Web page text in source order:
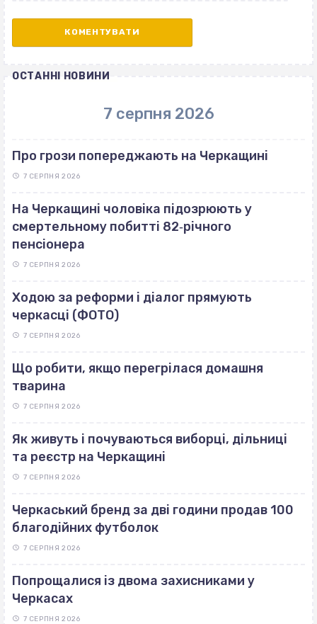
ОСТАННІ НОВИНИ
7 серпня 2026
Про грози попереджають на Черкащині
7 СЕРПНЯ 2026
На Черкащині чоловіка підозрюють у
смертельному побитті 82‐річного
пенсіонера
7 СЕРПНЯ 2026
Ходою за реформи і діалог прямують
черкасці (ФОТО)
7 СЕРПНЯ 2026
Що робити, якщо перегрілася домашня
тварина
7 СЕРПНЯ 2026
Як живуть і почуваються виборці, дільниці
та реєстр на Черкащині
7 СЕРПНЯ 2026
Черкаський бренд за дві години продав 100
благодійних футболок
7 СЕРПНЯ 2026
Попрощалися із двома захисниками у
Черкасах
7 СЕРПНЯ 2026